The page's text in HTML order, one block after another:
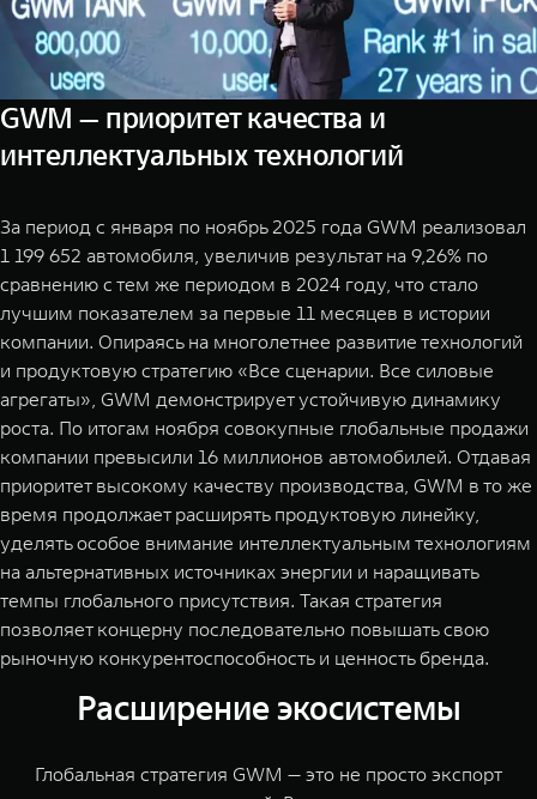
GWM — приоритет качества и
интеллектуальных технологий
За период с января по ноябрь 2025 года GWM реализовал
1 199 652 автомобиля, увеличив результат на 9,26% по
сравнению с тем же периодом в 2024 году, что стало
лучшим показателем за первые 11 месяцев в истории
компании. Опираясь на многолетнее развитие технологий
и продуктовую стратегию «Все сценарии. Все силовые
агрегаты», GWM демонстрирует устойчивую динамику
роста. По итогам ноября совокупные глобальные продажи
компании превысили 16 миллионов автомобилей. Отдавая
приоритет высокому качеству производства, GWM в то же
время продолжает расширять продуктовую линейку,
уделять особое внимание интеллектуальным технологиям
на альтернативных источниках энергии и наращивать
темпы глобального присутствия. Такая стратегия
позволяет концерну последовательно повышать свою
рыночную конкурентоспособность и ценность бренда.
Расширение экосистемы
Глобальная стратегия GWM — это не просто экспорт